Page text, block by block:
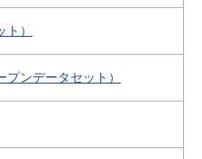
）
ンデータセット）